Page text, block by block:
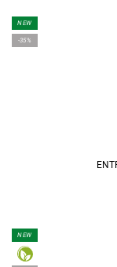
NEW
-35%
NEW